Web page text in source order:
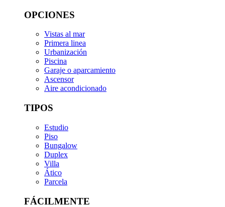
OPCIONES
Vistas al mar
Primera linea
Urbanización
Piscina
Garaje o aparcamiento
Ascensor
Aire acondicionado
TIPOS
Estudio
Piso
Bungalow
Duplex
Villa
Ático
Parcela
FÁCILMENTE